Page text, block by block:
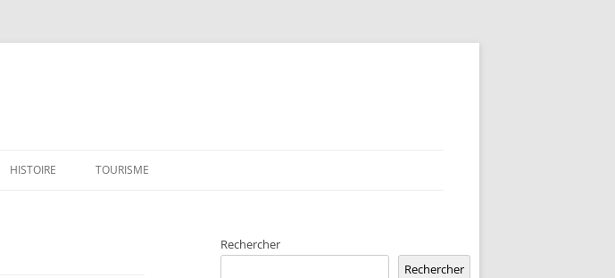
HISTOIRE TOURISME
Rechercher
Rechercher